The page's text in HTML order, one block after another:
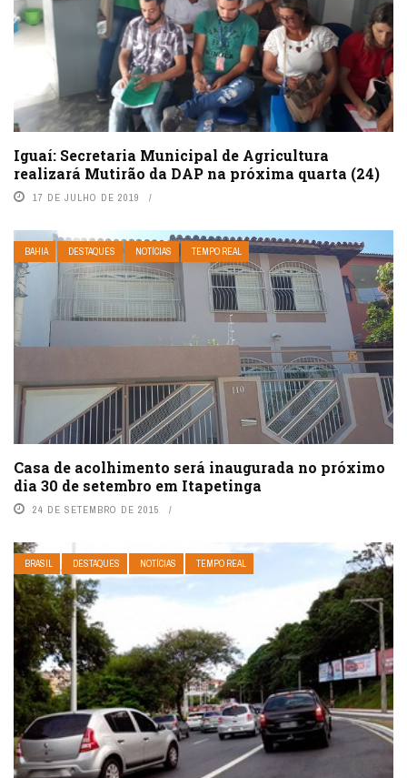
Iguaí: Secretaria Municipal de Agricultura
realizará Mutirão da DAP na próxima quarta (24)
17 DE JULHO DE 2019
BAHIA DESTAQUES NOTÍCIAS TEMPO REAL
Casa de acolhimento será inaugurada no próximo
dia 30 de setembro em Itapetinga
24 DE SETEMBRO DE 2015
BRASIL DESTAQUES NOTÍCIAS TEMPO REAL